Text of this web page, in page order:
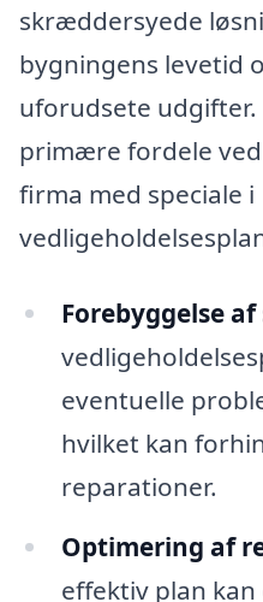
skræddersyede
bygningens levetid
uforudsete udgifter.
primære fordele
firma med speciale i
Forebyggelse
eventuelle
hvilket kan
reparationer.
Optimering af
effektiv plan